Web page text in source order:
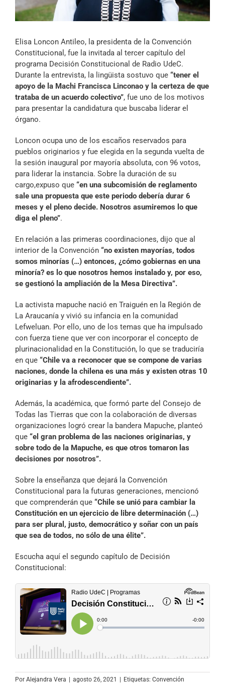
Archivo Sonoro
Elisa Loncon Antileo, la presidenta de la Convención
Constitucional, fue la invitada al tercer capítulo del
programa Decisión Constitucional de Radio UdeC.
Durante la entrevista, la lingüista sostuvo que “tener el
apoyo de la Machi Francisca Linconao y la certeza de que
trataba de un acuerdo colectivo”, fue uno de los motivos
para presentar la candidatura que buscaba liderar el
órgano.
Loncon ocupa uno de los escaños reservados para
pueblos originarios y fue elegida en la segunda vuelta de
la sesión inaugural por mayoría absoluta, con 96 votos,
para liderar la instancia. Sobre la duración de su
cargo,expuso que “en una subcomisión de reglamento
sale una propuesta que este periodo debería durar 6
meses y el pleno decide. Nosotros asumiremos lo que
diga el pleno”.
En relación a las primeras coordinaciones, dijo que al
interior de la Convención “no existen mayorías, todos
somos minorías (…) entonces, ¿cómo gobiernas en una
minoría? es lo que nosotros hemos instalado y, por eso,
se gestionó la ampliación de la Mesa Directiva”.
La activista mapuche nació en Traiguén en la Región de
La Araucanía y vivió su infancia en la comunidad
Lefweluan. Por ello, uno de los temas que ha impulsado
con fuerza tiene que ver con incorporar el concepto de
plurinacionalidad en la Constitución, lo que se traduciría
en que “Chile va a reconocer que se compone de varias
naciones, donde la chilena es una más y existen otras 10
originarias y la afrodescendiente”.
Además, la académica, que formó parte del Consejo de
Todas las Tierras que con la colaboración de diversas
organizaciones logró crear la bandera Mapuche, planteó
que “el gran problema de las naciones originarias, y
sobre todo de la Mapuche, es que otros tomaron las
decisiones por nosotros”.
Sobre la enseñanza que dejará la Convención
Constitucional para la futuras generaciones, mencionó
que comprenderán que “Chile se unió para cambiar la
Constitución en un ejercicio de libre determinación (…)
para ser plural, justo, democrático y soñar con un país
que sea de todos, no sólo de una élite”.
Escucha aquí el segundo capítulo de Decisión
Constitucional:
Por Alejandra Vera agosto 26, 2021 Etiquetas: Convención